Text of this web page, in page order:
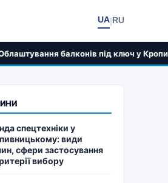
UA|RU
під ключ у Кропивницькому: етапи,
спецтехніки у
види
сфери застосування
вибору